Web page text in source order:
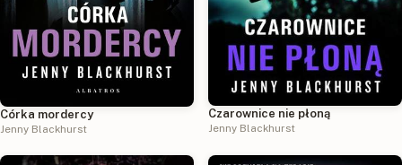
Córka mordercy
Jenny Blackhurst
Czarownice nie płoną
Jenny Blackhurst